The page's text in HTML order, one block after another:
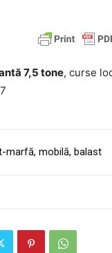
7,5 tone, curse
marfă, mobilă, balast